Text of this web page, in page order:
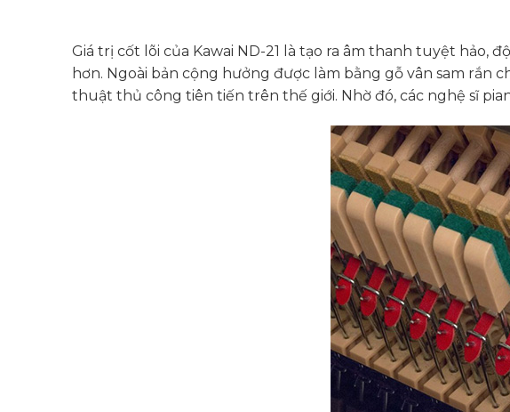
Giá trị cốt lõi của Kawai ND-21 là tạo ra âm thanh tuyệt hảo,
hơn. Ngoài bản cộng hưởng được làm bằng gỗ vân sam rắn
thuật thủ công tiên tiến trên thế giới. Nhờ đó, các nghệ sĩ